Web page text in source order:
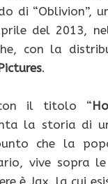
di “Oblivion”,
del 2013,
con la
.
il titolo “
la storia di
che la
vive sopra le
è Jax, la cui